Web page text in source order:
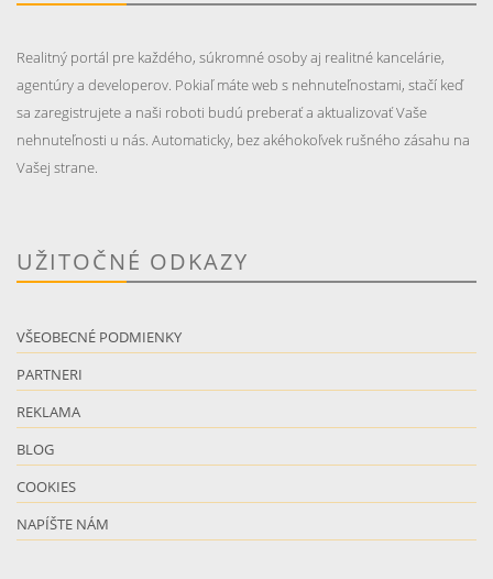
Realitný portál pre každého, súkromné osoby aj realitné kancelárie,
agentúry a developerov. Pokiaľ máte web s nehnuteľnostami, stačí keď
sa zaregistrujete a naši roboti budú preberať a aktualizovať Vaše
nehnuteľnosti u nás. Automaticky, bez akéhokoľvek rušného zásahu na
Vašej strane.
UŽITOČNÉ ODKAZY
VŠEOBECNÉ PODMIENKY
PARTNERI
REKLAMA
BLOG
COOKIES
NAPÍŠTE NÁM